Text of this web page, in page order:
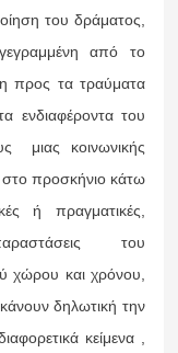
του δράματος,
από το
προς τα τραύματα
ενδιαφέροντα του
μιας κοινωνικής
στο προσκήνιο κάτω
ή πραγματικές,
του
χώρου και χρόνου,
δηλωτική την
κείμενα ,